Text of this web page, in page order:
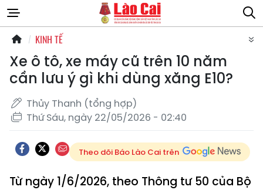
KINH TẾ
Xe ô tô, xe máy cũ trên 10 năm
cần lưu ý gì khi dùng xăng E10?
Thủy Thanh (tổng hợp)
Thứ Sáu, ngày 22/05/2026 - 02:40
Theo dõi Báo Lào Cai trên
Từ ngày 1/6/2026, theo Thông tư 50 của Bộ